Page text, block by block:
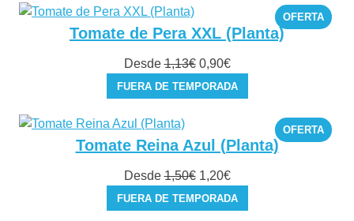
1,50€.1,20€.
OFERTA
EN
Tomate de Pera XXL (Planta)
Desde 1,13€ El
precio
original
1,13€.
0,90€El
precio
actual
0,90€.
FUERA DE TEMPORADA
OFERTA
EN
Tomate Reina Azul (Planta)
Desde 1,50€ El
precio
original
1,20€El
precio
actual
FUERA DE TEMPORADA